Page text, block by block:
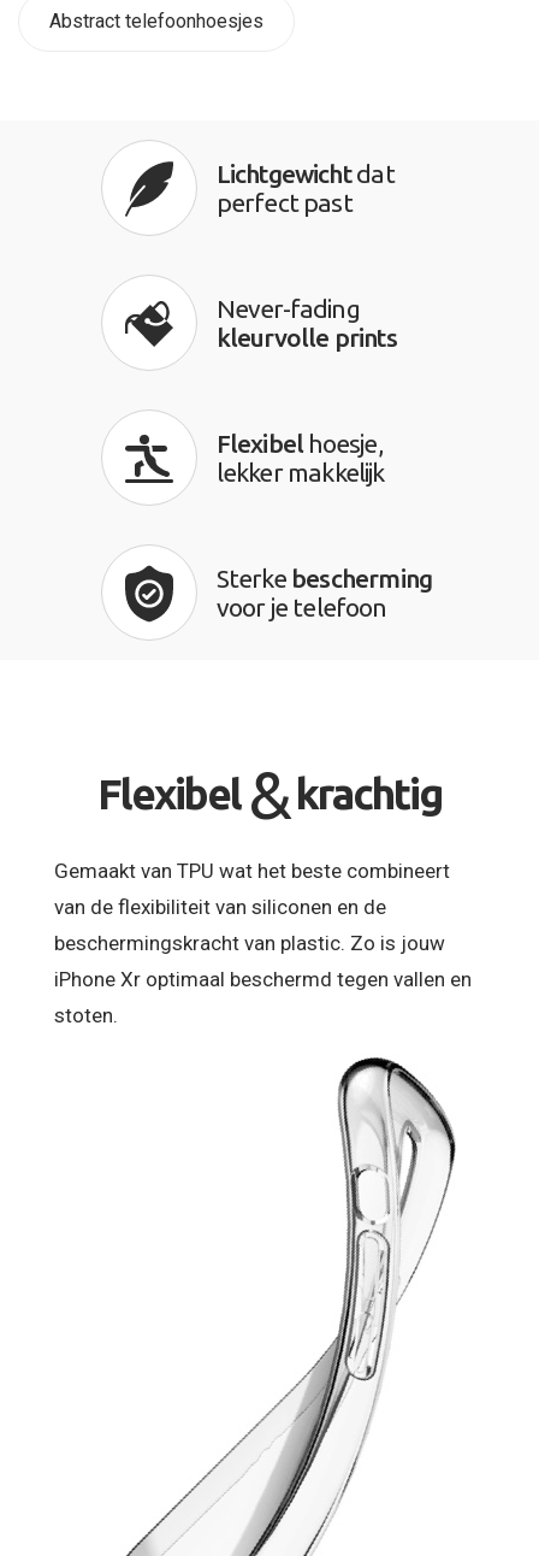
Abstract telefoonhoesjes
Lichtgewichtdat
perfect past
Never-fading
kleurvolle prints
Flexibelhoesje,
lekker makkelijk
Sterke bescherming
voor je telefoon
Flexibel & krachtig
Gemaakt van TPU wat het beste combineert
van de flexibiliteit van siliconen en de
beschermingskracht van plastic. Zo is jouw
iPhone Xr optimaal beschermd tegen vallen en
stoten.